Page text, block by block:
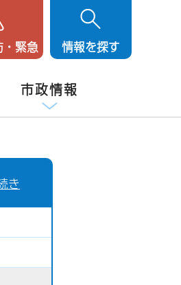
緊急 情報を探す
市政情報
き